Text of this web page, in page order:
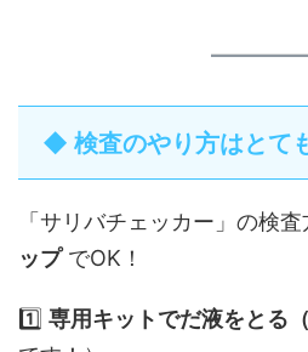
◆ 検査のやり方はとて
「サリバチェッカー」の検
ップでOK！
1️⃣ 専用キットでだ液をとる（